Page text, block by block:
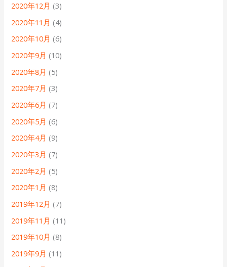
2020年12月 (3)
2020年11月 (4)
2020年10月 (6)
2020年9月 (10)
2020年8月 (5)
2020年7月 (3)
2020年6月 (7)
2020年5月 (6)
2020年4月 (9)
2020年3月 (7)
2020年2月 (5)
2020年1月 (8)
2019年12月 (7)
2019年11月 (11)
2019年10月 (8)
2019年9月 (11)